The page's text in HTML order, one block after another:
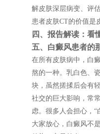
解皮肤深层病变、评
患者皮肤CT的价值是
四、报告解读：看
五、白癜风患者的
在所有皮肤病中，白
熬的一种。乳白色、
块，虽然搓揉后会有
社交的巨大影响，常
虑。很多人会担心，
大家放心，白癜风不